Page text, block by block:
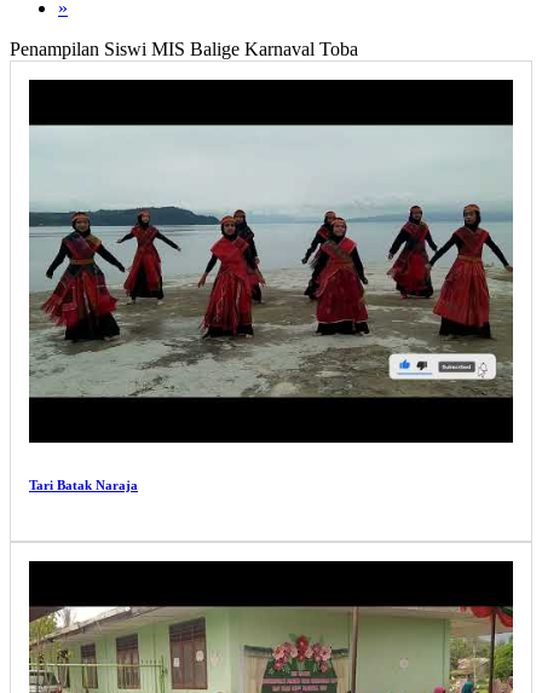
»
Penampilan Siswi MIS Balige Karnaval Toba
Tari Batak Naraja